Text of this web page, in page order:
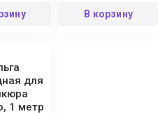
В корзину
для
1 метр